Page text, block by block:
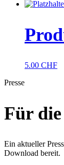
5.00 CHF
Presse
Für die
Ein aktueller
Download bereit.